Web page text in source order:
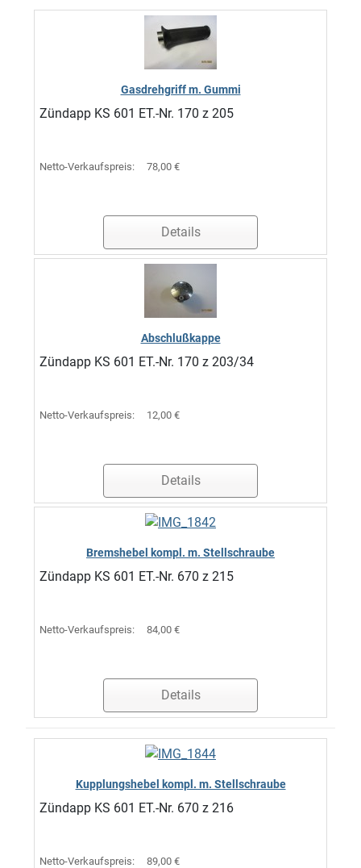
Gasdrehgriff m. Gummi
Zündapp KS 601 ET.-Nr. 170 z 205
Netto-Verkaufspreis: 78,00 €
Details
Abschlußkappe
Zündapp KS 601 ET.-Nr. 170 z 203/34
Netto-Verkaufspreis: 12,00 €
Details
Bremshebel kompl. m. Stellschraube
Zündapp KS 601 ET.-Nr. 670 z 215
Netto-Verkaufspreis: 84,00 €
Details
Kupplungshebel kompl. m. Stellschraube
Zündapp KS 601 ET.-Nr. 670 z 216
Netto-Verkaufspreis: 89,00 €